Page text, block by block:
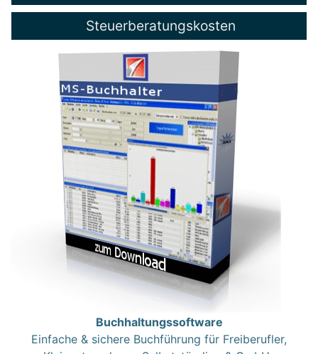
Steuerberatungskosten
Buchhaltungssoftware
Einfache & sichere Buchführung für Freiberufler,